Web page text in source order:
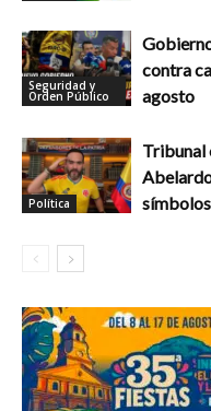
Seguridad y
Orden Público
contra
agosto
Política
Tribunal